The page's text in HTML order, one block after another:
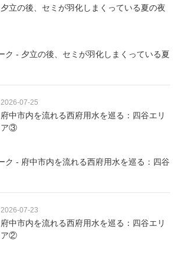
夕立の後、セミが羽化しまくっている夏の夜
2026-07-25
府中市内を流れる西府用水を巡る：四谷エリ
ア③
2026-07-23
府中市内を流れる西府用水を巡る：四谷エリ
ア②